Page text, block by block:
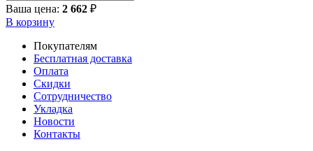
Ваша цена: 2 662 ₽
В корзину
Покупателям
Бесплатная доставка
Оплата
Скидки
Сотрудничество
Укладка
Новости
Контакты